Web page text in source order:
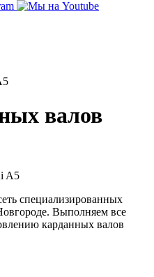
валов
специализированных
Выполняем все
карданных валов